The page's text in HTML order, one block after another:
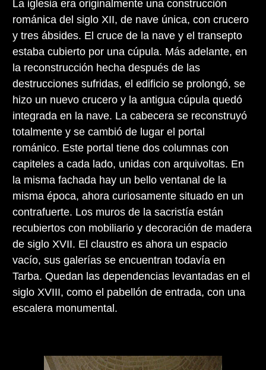
La iglesia era originalmente una construcción
románica del siglo XII, de nave única, con crucero
y tres ábsides. El cruce de la nave y el transepto
estaba cubierto por una cúpula. Más adelante, en
la reconstrucción hecha después de las
destrucciones sufridas, el edificio se prolongó, se
hizo un nuevo crucero y la antigua cúpula quedó
integrada en la nave. La cabecera se reconstruyó
totalmente y se cambió de lugar el portal
románico. Este portal tiene dos columnas con
capiteles a cada lado, unidas con arquivoltas. En
la misma fachada hay un bello ventanal de la
misma época, ahora curiosamente situado en un
contrafuerte. Los muros de la sacristía están
recubiertos con mobiliario y decoración de madera
de siglo XVII. El claustro es ahora un espacio
vacío, sus galerías se encuentran todavía en
Tarba. Quedan las dependencias levantadas en el
siglo XVIII, como el pabellón de entrada, con una
escalera monumental.